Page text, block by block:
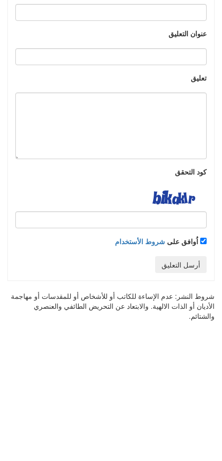
عنوان التعليق
تعليق
كود التحقق
اُوافق على شروط الأستخدام
أرسل التعليق
شروط النشر: عدم الإساءة للكاتب أو للأشخاص أو للمقدسات أو مهاجمة
الأديان أو الذات الالهية. والابتعاد عن التحريض الطائفي والعنصري
والشتائم.